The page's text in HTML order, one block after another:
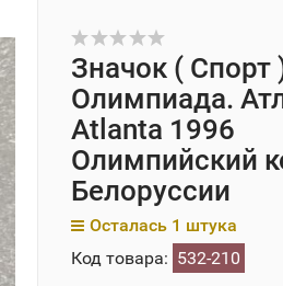
Значок ( Спорт
Олимпиада.
Atlanta 1996
Олимпийский
Белоруссии
Осталась 1 штука
Код товара: 532-210